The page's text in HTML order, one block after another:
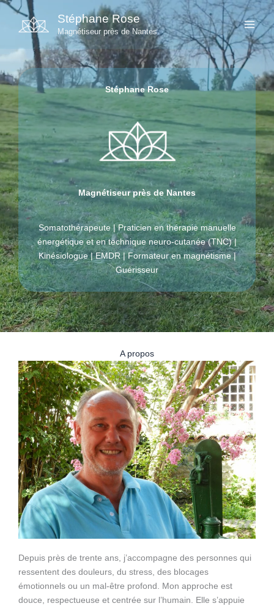
Aller
contenu
Stéphane Rose
Magnétiseur près de Nantes
Stéphane Rose
Magnétiseur près de Nantes
Somatothérapeute | Praticien en thérapie manuelle
énergétique et en technique neuro-cutanée (TNC) |
Kinésiologue | EMDR | Formateur en magnétisme |
Guérisseur
A propos
Depuis près de trente ans, j’accompagne des personnes qui
ressentent des douleurs, du stress, des blocages
émotionnels ou un mal-être profond. Mon approche est
douce, respectueuse et centrée sur l’humain. Elle s’appuie